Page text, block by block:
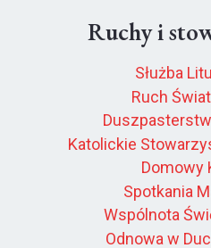
Ruchy i
Służba
Ruch
Katolickie
Domowy
Spotkania
Wspólnota
Odnowa w